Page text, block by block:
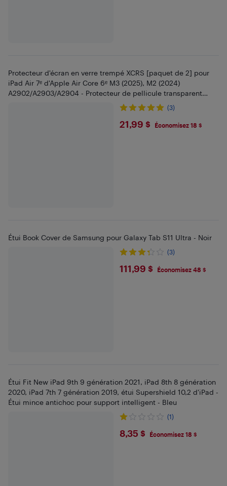
Protecteur d'écran en verre trempé XCRS [paquet de 2] pour
iPad Air 7ᵉ d'Apple Air Core 6ᵉ M3 (2025), M2 (2024)
A2902/A2903/A2904 - Protecteur de pellicule transparent
(3)
$21.99
21,99 $ Économisez 18 $
Étui Book Cover de Samsung pour Galaxy Tab S11 Ultra - Noir
(3)
$111.99
111,99 $ Économisez 48 $
Étui Fit New iPad 9th 9 génération 2021, iPad 8th 8 génération
2020, iPad 7th 7 génération 2019, étui Supershield 10,2 d'iPad -
Étui mince antichoc pour support intelligent - Bleu
(1)
$8.35
8,35 $ Économisez 18 $